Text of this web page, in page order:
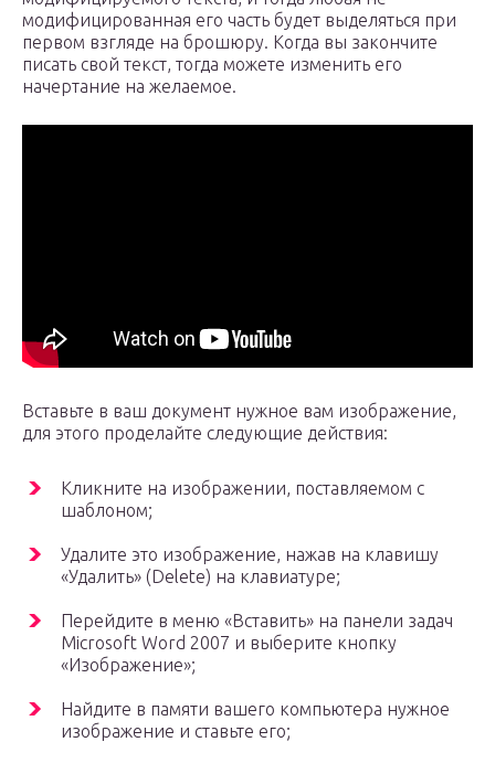
модифицированная его часть будет выделяться при
первом взгляде на брошюру. Когда вы закончите
писать свой текст, тогда можете изменить его
начертание на желаемое.
Вставьте в ваш документ нужное вам изображение,
для этого проделайте следующие действия:
Кликните на изображении, поставляемом с
шаблоном;
Удалите это изображение, нажав на клавишу
«Удалить» (Delete) на клавиатуре;
Перейдите в меню «Вставить» на панели задач
Microsoft Word 2007 и выберите кнопку
«Изображение»;
Найдите в памяти вашего компьютера нужное
изображение и ставьте его;